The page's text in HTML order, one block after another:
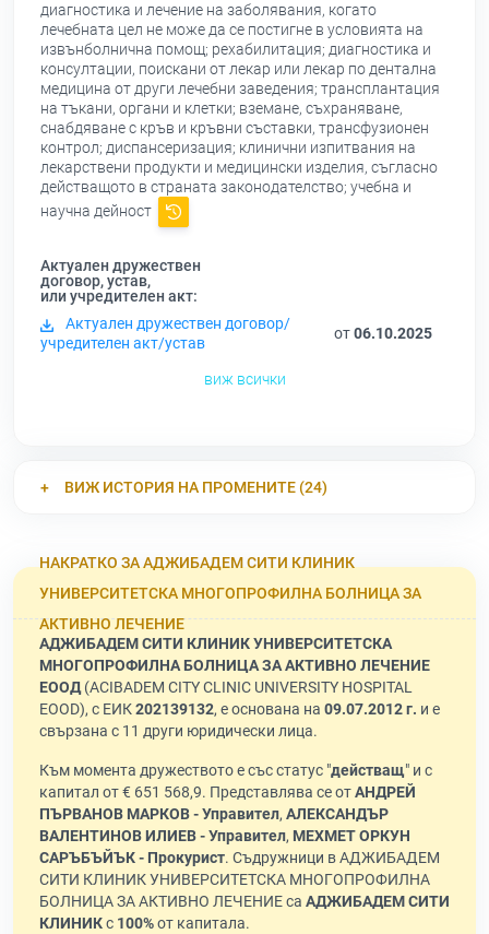
диагностика и лечение на заболявания, когато
лечебната цел не може да се постигне в условията на
извънболнична помощ; рехабилитация; диагностика и
консултации, поискани от лекар или лекар по дентална
медицина от други лечебни заведения; трансплантация
на тъкани, органи и клетки; вземане, съхраняване,
снабдяване с кръв и кръвни съставки, трансфузионен
контрол; диспансеризация; клинични изпитвания на
лекарствени продукти и медицински изделия, съгласно
действащото в страната законодателство; учебна и
научна дейност
Актуален дружествен
договор, устав,
или учредителен акт:
Актуален дружествен договор/
учредителен акт/устав
от06.10.2025
виж всички
ВИЖ ИСТОРИЯ НА ПРОМЕНИТЕ (24)
НАКРАТКО ЗА АДЖИБАДЕМ СИТИ КЛИНИК
УНИВЕРСИТЕТСКА МНОГОПРОФИЛНА БОЛНИЦА ЗА
АКТИВНО ЛЕЧЕНИЕ
АДЖИБАДЕМ СИТИ КЛИНИК УНИВЕРСИТЕТСКА
МНОГОПРОФИЛНА БОЛНИЦА ЗА АКТИВНО ЛЕЧЕНИЕ
ЕООД(ACIBADEM CITY CLINIC UNIVERSITY HOSPITAL
EOOD), с ЕИК202139132, е основана на 09.07.2012 г. и е
свързана с 11 други юридически лица.
Към момента дружеството е със статус "действащ" и с
капитал от € 651 568,9. Представлява се отАНДРЕЙ
ПЪРВАНОВ МАРКОВ - Управител, АЛЕКСАНДЪР
ВАЛЕНТИНОВ ИЛИЕВ - Управител, МЕХМЕТ ОРКУН
САРЪБЪЙЪК - Прокурист. Съдружници в АДЖИБАДЕМ
СИТИ КЛИНИК УНИВЕРСИТЕТСКА МНОГОПРОФИЛНА
БОЛНИЦА ЗА АКТИВНО ЛЕЧЕНИЕ са АДЖИБАДЕМ СИТИ
КЛИНИКс 100%от капитала.